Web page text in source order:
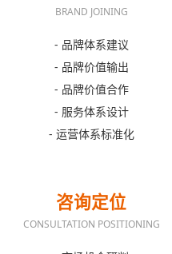
BRAND JOINING
- 品牌体系建议
- 品牌价值输出
- 品牌价值合作
- 服务体系设计
- 运营体系标准化
咨询定位
CONSULTATION POSITIONING